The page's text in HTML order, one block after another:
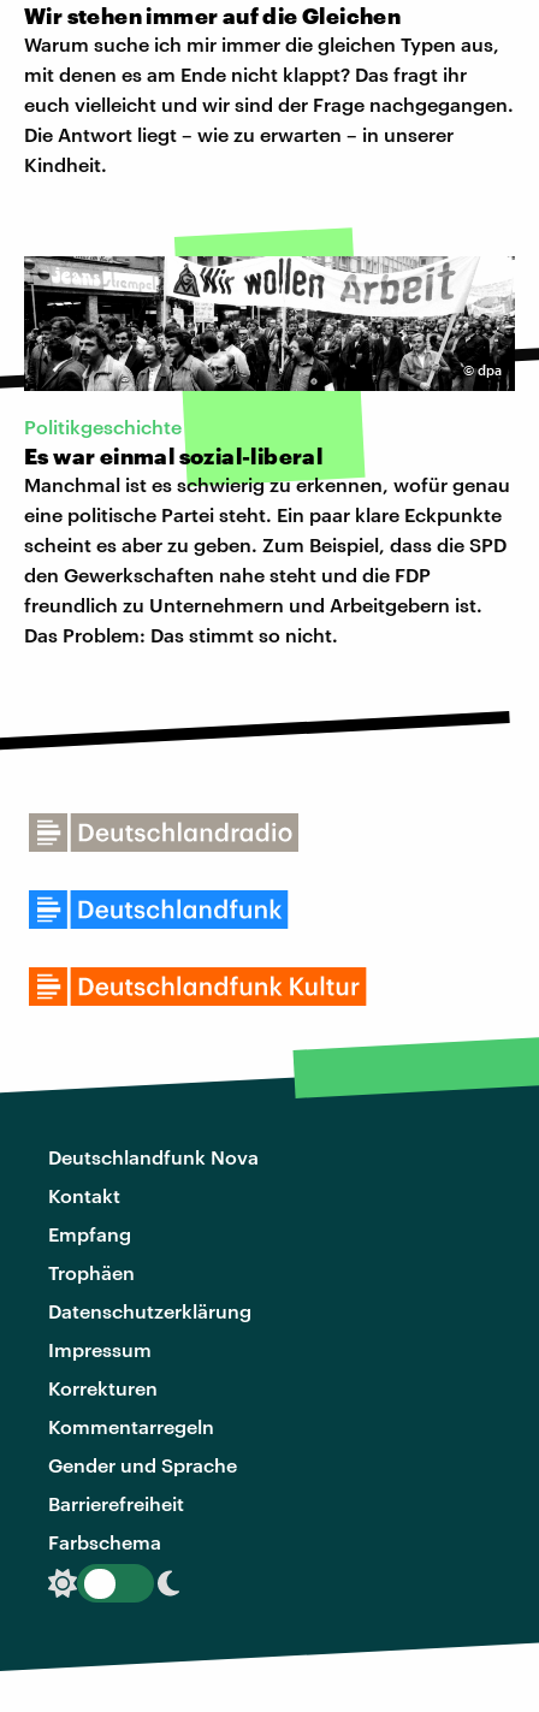
Wir stehen immer auf die Gleichen
Warum suche ich mir immer die gleichen Typen aus,
mit denen es am Ende nicht klappt? Das fragt ihr
euch vielleicht und wir sind der Frage nachgegangen.
Die Antwort liegt – wie zu erwarten – in unserer
Kindheit.
©dpa
Politikgeschichte
Es war einmal sozial-liberal
Manchmal ist es schwierig zu erkennen, wofür genau
eine politische Partei steht. Ein paar klare Eckpunkte
scheint es aber zu geben. Zum Beispiel, dass die SPD
den Gewerkschaften nahe steht und die FDP
freundlich zu Unternehmern und Arbeitgebern ist.
Das Problem: Das stimmt so nicht.
Deutschlandfunk Nova
Kontakt
Empfang
Trophäen
Datenschutzerklärung
Impressum
Korrekturen
Kommentarregeln
Gender und Sprache
Barrierefreiheit
Farbschema